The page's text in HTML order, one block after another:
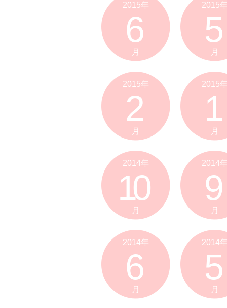
2015年
6
月
2015
5
月
2015年
2
月
2015
1
月
2014年
10
月
2014
9
月
2014年
6
月
2014
5
月